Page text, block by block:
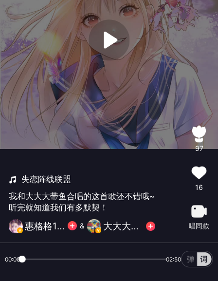
失恋阵线联盟
我和大大大带鱼合唱的这首歌还不错哦~
听完就知道我们有多默契！
惠格格1💃清歌贺辰🌹 & 大大大带鱼.
97
16
唱同款
00:00 02:50